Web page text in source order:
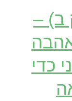
ב) –
כדי